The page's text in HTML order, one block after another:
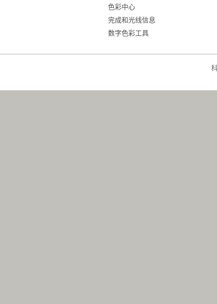
色彩中心
完成和光线信息
数字色彩工具